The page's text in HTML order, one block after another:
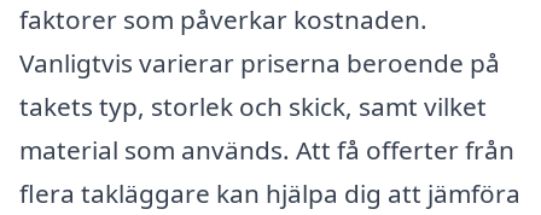
faktorer som påverkar kostnaden.
Vanligtvis varierar priserna beroende på
takets typ, storlek och skick, samt vilket
material som används. Att få offerter från
flera takläggare kan hjälpa dig att jämföra